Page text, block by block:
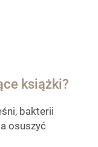
książki?
bakterii
osuszyć